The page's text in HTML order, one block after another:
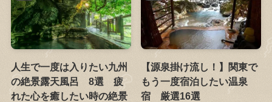
人生で一度は入りたい九州
の絶景露天風呂 8選 疲
れた心を癒したい時の絶景
【源泉掛け流し！】関東で
もう一度宿泊したい温泉
宿 厳選16選